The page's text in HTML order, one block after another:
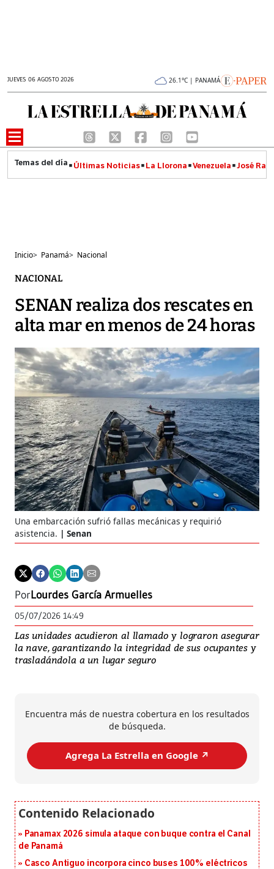
JUEVES 06 AGOSTO 2026 26.1°C | PANAMÁ
Últimas Noticias La Llorona Venezuela José
Inicio> Panamá> Nacional
NACIONAL
SENAN realiza dos rescates en
alta mar en menos de 24 horas
Una embarcación sufrió fallas mecánicas y requirió
asistencia.
Senan
PorLourdes García Armuelles
05/07/2026 14:49
Las unidades acudieron al llamado y lograron asegurar
la nave, garantizando la integridad de sus ocupantes y
trasladándola a un lugar seguro
Encuentra más de nuestra cobertura en los resultados
de búsqueda.
Agrega La Estrella en Google ↗️
Panamax 2026 simula ataque con buque contra el Canal
de Panamá
Casco Antiguo incorpora cinco buses 100% eléctricos